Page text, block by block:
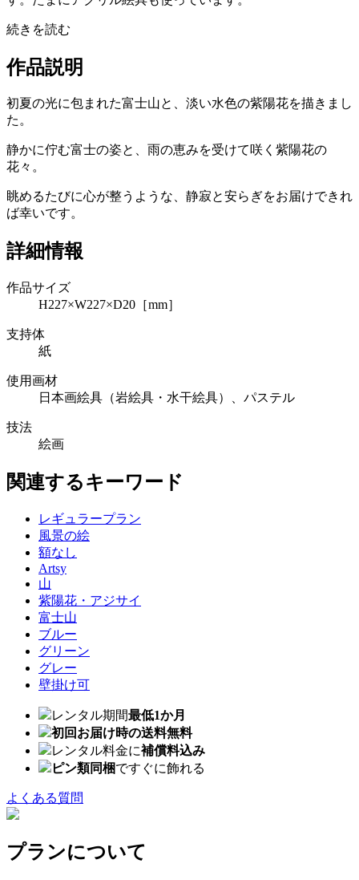
続きを読む
作品説明
初夏の光に包まれた富士山と、淡い水色の紫陽花を描きまし
た。
静かに佇む富士の姿と、雨の恵みを受けて咲く紫陽花の
花々。
眺めるたびに心が整うような、静寂と安らぎをお届けできれ
ば幸いです。
詳細情報
作品サイズ
H227×W227×D20［mm］
支持体
紙
使用画材
日本画絵具（岩絵具・水干絵具）、パステル
技法
絵画
関連するキーワード
レギュラープラン
風景の絵
額なし
Artsy
山
紫陽花・アジサイ
富士山
ブルー
グリーン
グレー
壁掛け可
レンタル期間最低1か月
初回お届け時の送料無料
レンタル料金に補償料込み
ピン類同梱ですぐに飾れる
よくある質問
プランについて